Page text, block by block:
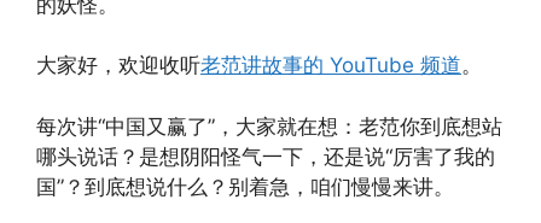
大家好，欢迎收听老范讲故事的 YouTube 频道。
每次讲“中国又赢了”，大家就在想：老范你到底想站
哪头说话？是想阴阳怪气一下，还是说“厉害了我的
国”？到底想说什么？别着急，咱们慢慢来讲。